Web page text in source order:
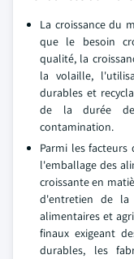
La croissance du
que le besoin
qualité, la
la volaille,
durables et
de la durée
contamination.
Parmi les
l'emballage des
croissante en
d'entretien de
alimentaires et
finaux exigeant
durables, les